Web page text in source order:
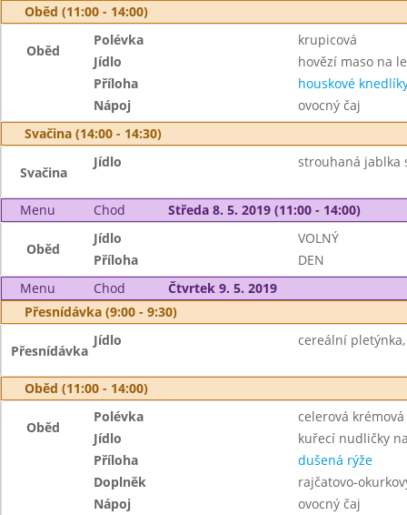
Oběd (11:00 - 14:00)
Oběd
Polévka
krupicová
Jídlo
hovězí maso na
Příloha
houskové
Nápoj
ovocný čaj
Svačina (14:00 - 14:30)
Svačina
Jídlo strouhaná jablka
Menu Chod Středa 8. 5. 2019 (11:00 - 14:00)
Oběd
Jídlo
VOLNÝ
Příloha
DEN
Menu
Chod
Čtvrtek 9. 5. 2019
Přesnídávka (9:00 - 9:30)
Přesnídávka
Jídlo cereální
Oběd (11:00 - 14:00)
Oběd
Polévka
celerová krémová
Jídlo
kuřecí nudličky
Příloha
dušená rýže
Doplněk
rajčatovo-
Nápoj
ovocný čaj